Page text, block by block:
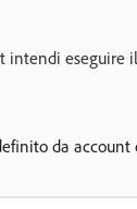
intendi eseguire
da account